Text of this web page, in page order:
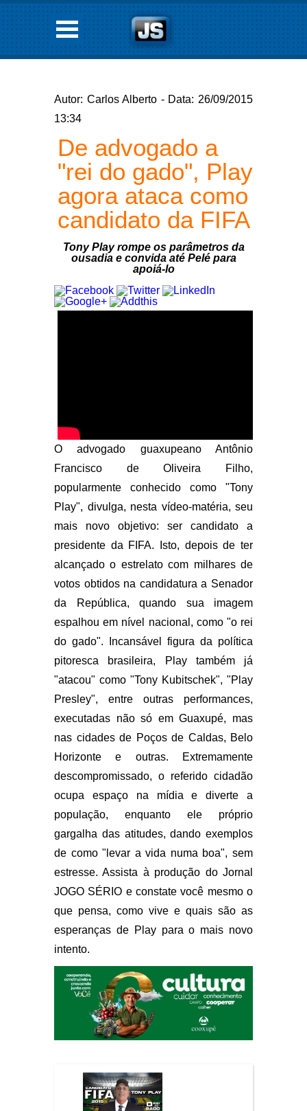
Autor: Carlos Alberto - Data: 26/09/2015
13:34
De advogado a
"rei do gado", Play
agora ataca como
candidato da FIFA
Tony Play rompe os parâmetros da
ousadia e convida até Pelé para
apoiá-lo
O advogado guaxupeano Antônio
Francisco de Oliveira Filho,
popularmente conhecido como "Tony
Play", divulga, nesta vídeo-matéria, seu
mais novo objetivo: ser candidato a
presidente da FIFA. Isto, depois de ter
alcançado o estrelato com milhares de
votos obtidos na candidatura a Senador
da República, quando sua imagem
espalhou em nível nacional, como "o rei
do gado". Incansável figura da política
pitoresca brasileira, Play também já
"atacou" como "Tony Kubitschek", "Play
Presley", entre outras performances,
executadas não só em Guaxupé, mas
nas cidades de Poços de Caldas, Belo
Horizonte e outras. Extremamente
descompromissado, o referido cidadão
ocupa espaço na mídia e diverte a
população, enquanto ele próprio
gargalha das atitudes, dando exemplos
de como "levar a vida numa boa", sem
estresse. Assista à produção do Jornal
JOGO SÉRIO e constate você mesmo o
que pensa, como vive e quais são as
esperanças de Play para o mais novo
intento.